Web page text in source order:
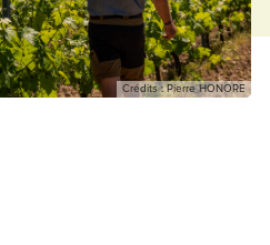
Crédits : Pierre HONORE